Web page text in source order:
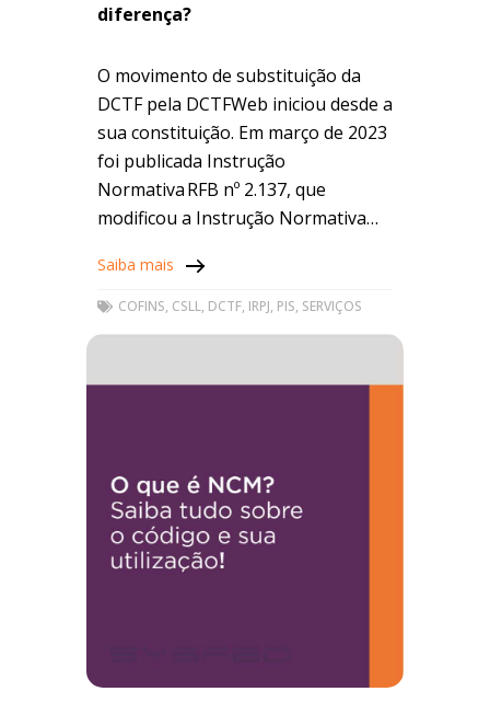
diferença?
O movimento de substituição da
DCTF pela DCTFWeb iniciou desde a
sua constituição. Em março de 2023
foi publicada Instrução
Normativa RFB nº 2.137, que
modificou a Instrução Normativa
prorrogar para o mês de janeiro
Saiba mais
COFINS, CSLL, DCTF, IRPJ, PIS, SERVIÇOS